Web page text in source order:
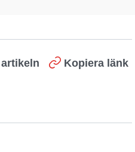
Kopiera länk